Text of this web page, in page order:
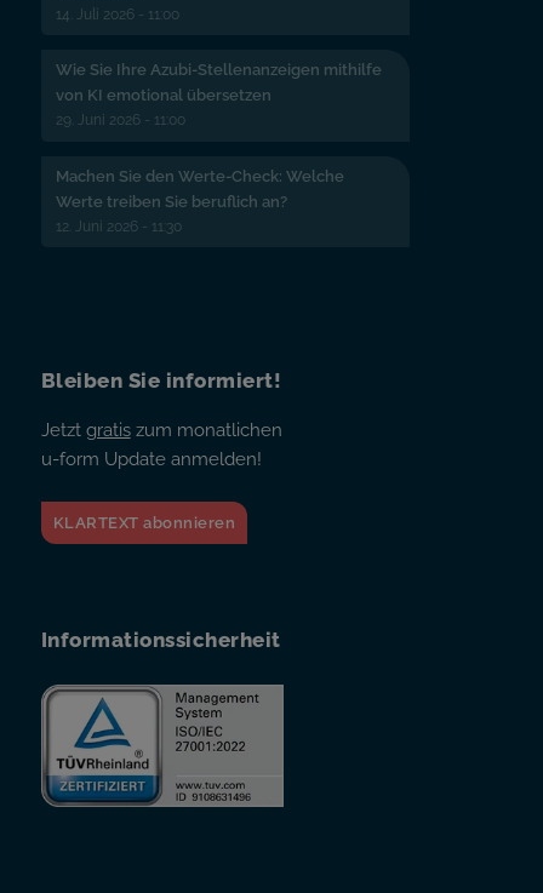
14. Juli 2026 - 11:00
Wie Sie Ihre Azubi-Stellenanzeigen mithilfe
von KI emotional übersetzen
29. Juni 2026 - 11:00
Machen Sie den Werte-Check: Welche
Werte treiben Sie beruflich an?
12. Juni 2026 - 11:30
Bleiben Sie informiert!
Jetzt gratiszum monatlichen
u-form Update anmelden!
KLARTEXT abonnieren
Informationssicherheit